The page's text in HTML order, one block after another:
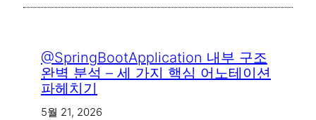
@SpringBootApplication 내부 구조
완벽 분석 – 세 가지 핵심 어노테이션
파헤치기
5월 21, 2026